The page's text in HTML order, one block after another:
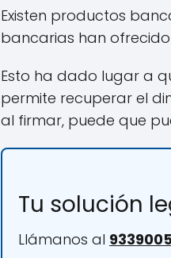
Existen productos
bancarias han
Esto ha dado lugar a
permite recuperar el
al firmar, puede que
Tu solución
Llámanos al